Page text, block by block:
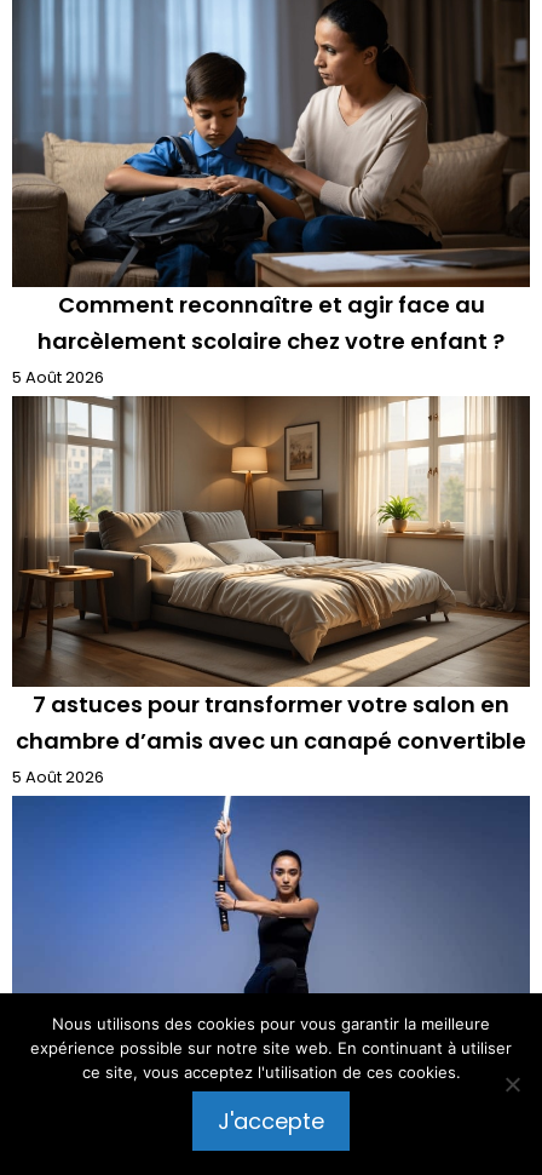
Comment reconnaître et agir face au
harcèlement scolaire chez votre enfant ?
5 Août 2026
7 astuces pour transformer votre salon en
chambre d’amis avec un canapé convertible
5 Août 2026
Sword yoga : 8 bienfaits pour la force,
l’équilibre et le bien-être
Publier un commentaire
Nous utilisons des cookies pour vous garantir la meilleure
expérience possible sur notre site web. En continuant à utiliser
ce site, vous acceptez l'utilisation de ces cookies.
J'accepte